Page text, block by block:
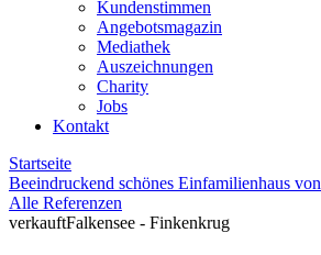
Kundenstimmen
Angebotsmagazin
Mediathek
Auszeichnungen
Charity
Jobs
Kontakt
Startseite
Beeindruckend schönes Einfamilienhaus
Alle Referenzen
verkauftFalkensee - Finkenkrug